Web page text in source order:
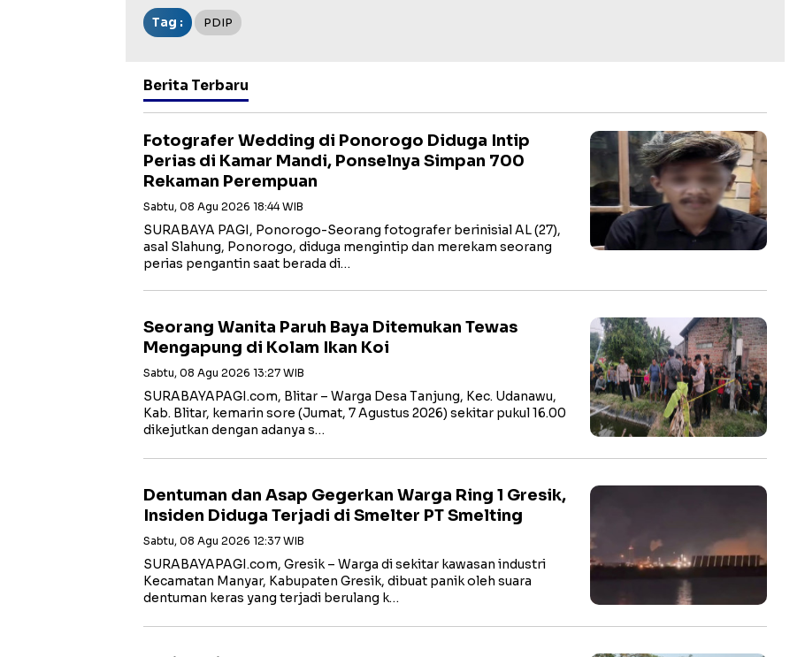
Tag : PDIP
Berita Terbaru
Fotografer Wedding di Ponorogo Diduga Intip
Perias di Kamar Mandi, Ponselnya Simpan 700
Rekaman Perempuan
Sabtu, 08 Agu 2026 18:44 WIB
SURABAYA PAGI, Ponorogo-Seorang fotografer berinisial AL (27),
asal Slahung, Ponorogo, diduga mengintip dan merekam seorang
perias pengantin saat berada di…
Seorang Wanita Paruh Baya Ditemukan Tewas
Mengapung di Kolam Ikan Koi
Sabtu, 08 Agu 2026 13:27 WIB
SURABAYAPAGI.com, Blitar – Warga Desa Tanjung, Kec. Udanawu,
Kab. Blitar, kemarin sore (Jumat, 7 Agustus 2026) sekitar pukul 16.00
dikejutkan dengan adanya s…
Dentuman dan Asap Gegerkan Warga Ring 1 Gresik,
Insiden Diduga Terjadi di Smelter PT Smelting
Sabtu, 08 Agu 2026 12:37 WIB
SURABAYAPAGI.com, Gresik – Warga di sekitar kawasan industri
Kecamatan Manyar, Kabupaten Gresik, dibuat panik oleh suara
dentuman keras yang terjadi berulang k…